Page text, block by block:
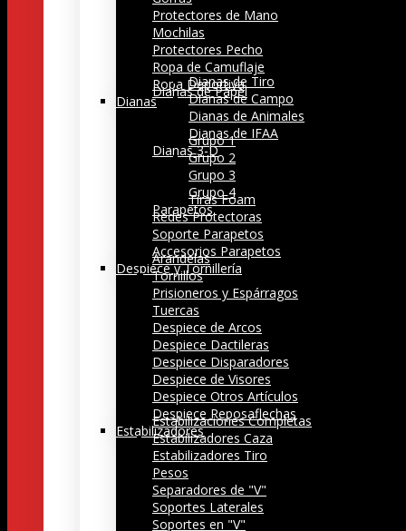
Protectores de Mano
Mochilas
Protectores Pecho
Ropa de Camuflaje
Ropa Deportiva
Dianas
Dianas de Papel
Dianas de Tiro
Dianas de Campo
Dianas de Animales
Dianas de IFAA
Dianas 3-D
Grupo 1
Grupo 2
Grupo 3
Grupo 4
Parapetos
Tiras Foam
Redes Protectoras
Soporte Parapetos
Accesorios Parapetos
Despiece y Tornillería
Arandelas
Tornillos
Prisioneros y Espárragos
Tuercas
Despiece de Arcos
Despiece Dactileras
Despiece Disparadores
Despiece de Visores
Despiece Otros Artículos
Despiece Reposaflechas
Estabilizadores
Estabilizaciones Completas
Estabilizadores Caza
Estabilizadores Tiro
Pesos
Separadores de "V"
Soportes Laterales
Soportes en "V"